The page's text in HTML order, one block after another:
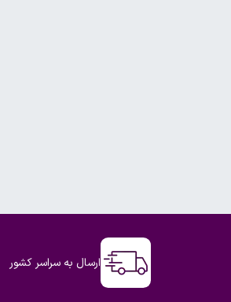
ارسال به سراسر کشور